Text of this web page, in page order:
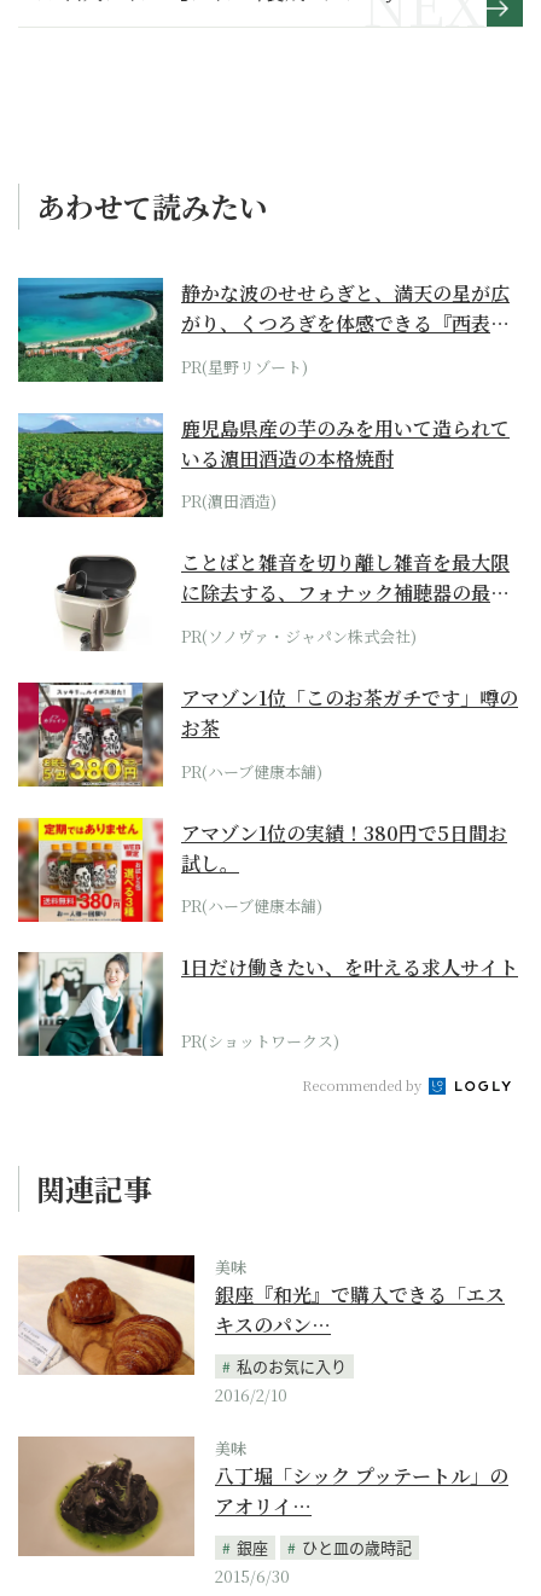
年】第10巻より
あわせて読みたい
静かな波のせせらぎと、満天の星が広
がり、くつろぎを体感できる『西表島
ホテル by...
PR(星野リゾート)
鹿児島県産の芋のみを用いて造られて
いる濵田酒造の本格焼酎
PR(濵田酒造)
ことばと雑音を切り離し雑音を最大限
に除去する、フォナック補聴器の最上
位モデル
PR(ソノヴァ・ジャパン株式会社)
アマゾン1位「このお茶ガチです」噂の
お茶
PR(ハーブ健康本舗)
アマゾン1位の実績！380円で5日間お
試し。
PR(ハーブ健康本舗)
1日だけ働きたい、を叶える求人サイト
PR(ショットワークス)
Recommended by
関連記事
美味
銀座『和光』で購入できる「エス
キスのパン…
私のお気に入り
2016/2/10
美味
八丁堀「シック プッテートル」の
アオリイ…
銀座
ひと皿の歳時記
2015/6/30